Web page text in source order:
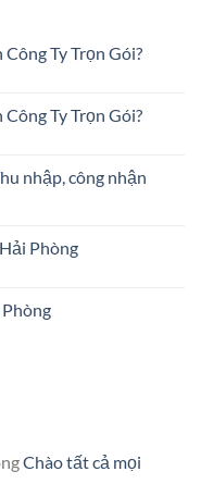
Ty Trọn Gói?
Ty Trọn Gói?
nhập, công nhận
Phòng
Chào tất cả mọi